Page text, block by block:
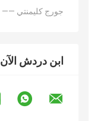
—— جورج كليمنتي
ابن دردش الآن